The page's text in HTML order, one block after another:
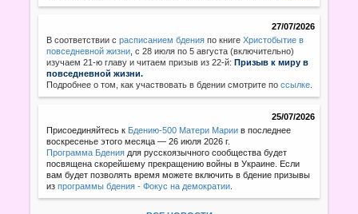
27/07/2026
В соответствии с расписанием бдения по книгеХристобытие в
повседневной жизни с 28 июля по 5 августа (включительно)
изучаем 21-ю главу и читаем призыв из 22-й:Призыв к миру в
повседневной жизни.
Подробнее о том, как участвовать в бдении смотрите поссылке
25/07/2026
Присоединяйтесь к Бдению-500 Матери Марии в последнее
воскресенье этого месяца — 26 июля 2026 г.
Программа Бдения для русскоязычного сообщества будет
посвящена скорейшему прекращению войны в Украине. Если
вам будет позволять время можете включить в бдение призывы
изпрограммы бдения - Фокус на демократии